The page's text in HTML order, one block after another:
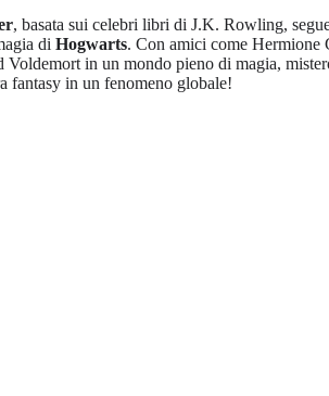
, basata sui celebri libri di J.K. Rowling,
di Hogwarts. Con amici come Hermione
in un mondo pieno di magia,
fantasy in un fenomeno globale!